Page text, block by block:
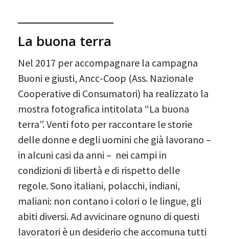
La buona terra
Nel 2017 per accompagnare la campagna
Buoni e giusti, Ancc-Coop (Ass. Nazionale
Cooperative di Consumatori) ha realizzato la
mostra fotografica intitolata “La buona
terra”. Venti foto per raccontare le storie
delle donne e degli uomini che già lavorano –
in alcuni casi da anni – nei campi in
condizioni di libertà e di rispetto delle
regole. Sono italiani, polacchi, indiani,
maliani: non contano i colori o le lingue, gli
abiti diversi. Ad avvicinare ognuno di questi
lavoratori è un desiderio che accomuna tutti